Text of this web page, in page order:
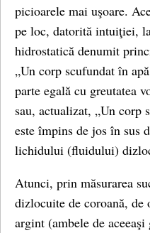
picioarele mai uşoare.
pe loc, datorită intuiţiei,
hidrostatică denumit
„Un corp scufundat în
parte egală cu greutatea
sau, actualizat, „Un
este împins de jos în sus
lichidului (fluidului)
Atunci, prin măsurarea
dizlocuite de coroană, de
argint (ambele de